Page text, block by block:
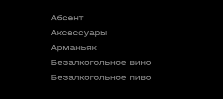
Абсент
Аксессуары
Арманьяк
Безалкогольное вино
Безалкогольное пиво